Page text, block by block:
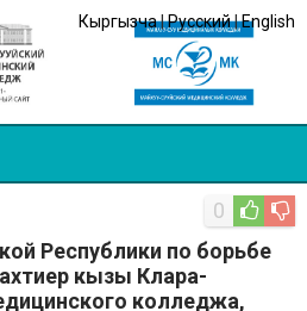
Кыргызча|Русский|English
Республики по борьбе
кызы Клара-
колледжа,
0